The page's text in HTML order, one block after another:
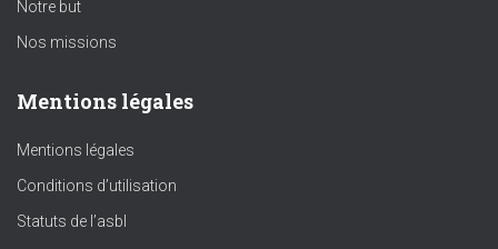
Notre but
Nos missions
Mentions légales
Mentions légales
Conditions d’utilisation
Statuts de l’asbl